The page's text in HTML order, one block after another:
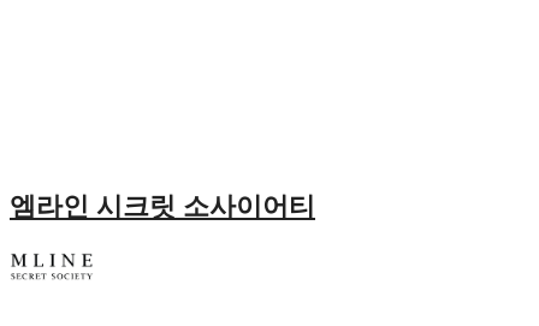
엠라인 시크릿 소사이어티